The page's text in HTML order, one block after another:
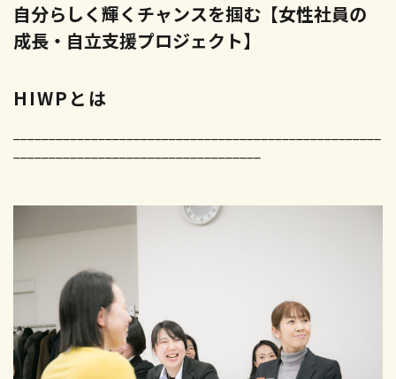
お知らせ
新卒採用エントリー
キャリア募集要項
高校生向け特設ページ
主婦(夫)向け特設ページ
資料請求フォーム
職場体験・働き方相談会
採用ブログ
自分らしく輝くチャンスを掴む【女性社員の
成長・自立支援プロジェクト】
HIWPとは